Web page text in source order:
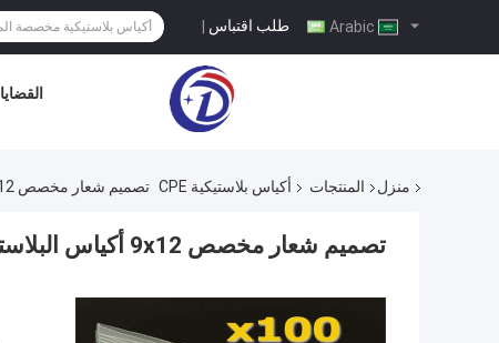
طلب اقتباس |
القضايا
منزل المنتجات أكياس بلاستيكية CPE تصميم شعار مخصص 9x12 أكياس البلاستيك OPP زيبلوك وإغلاق سلسلة لاصقة
تصميم شعار مخصص 9x12 أكياس البلاستيك OPP زيبلوك وإغلاق سلسلة لاصقة